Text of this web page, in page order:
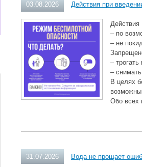
03.08.2026 Действия при
Действия
– по
– не
–
–
В целях
возможны
Обо всех
31.07.2026 Вода не прощает